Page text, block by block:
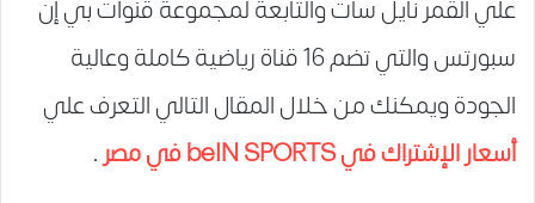
علي القمر نايل سات والتابعة لمجموعة قنوات بي إن
سبورتس والتي تضم 16 قناة رياضية كاملة وعالية
الجودة ويمكنك من خلال المقال التالي التعرف علي
أسعار الإشتراك في beIN SPORTS في مصر
.